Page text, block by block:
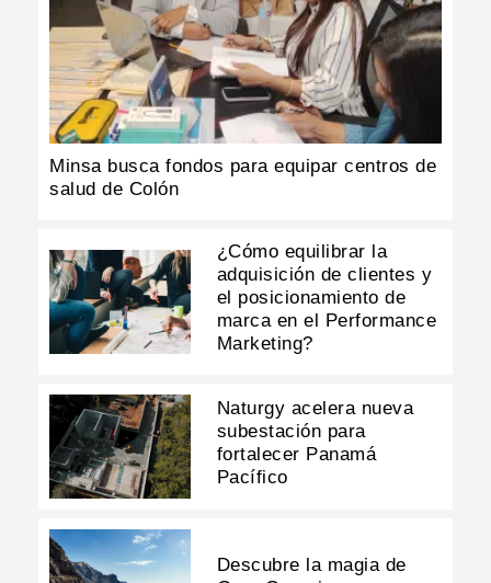
Minsa busca fondos para equipar centros de
salud de Colón
¿Cómo equilibrar la
adquisición de clientes y
el posicionamiento de
marca en el Performance
Marketing?
Naturgy acelera nueva
subestación para
fortalecer Panamá
Pacífico
Descubre la magia de